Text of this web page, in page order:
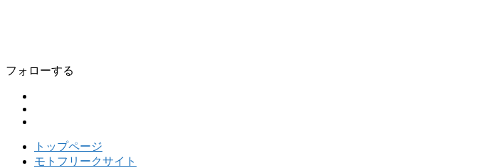
フォローする
トップページ
モトフリークサイト